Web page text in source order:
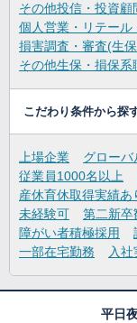
その他投信・投資顧
個人営業・リテール
損害調査・審査(生
その他生保・損保系
こだわり条件から探
上場企業 グローバ
従業員1000名以上
産休育休取得実績あ
未経験可
第二新卒
障がい者積極採用
一部在宅勤務
入社
平日